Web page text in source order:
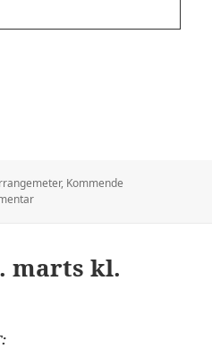
, Kommende
til Torsdag d. 10. april kl 19.00.
marts kl.